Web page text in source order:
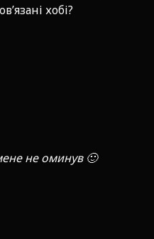
хобі?
не оминув 🙂